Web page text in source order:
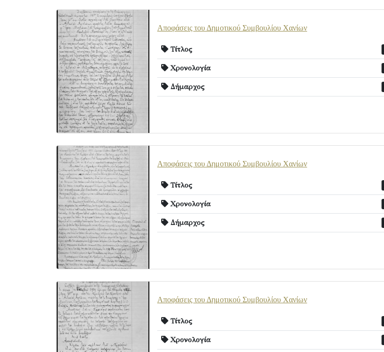
Αποφάσεις του Δημοτικού Συμβουλίου Χανίων
Τίτλος
Χρονολογία
Δήμαρχος
Αποφάσεις του Δημοτικού Συμβουλίου Χανίων
Τίτλος
Χρονολογία
Δήμαρχος
Αποφάσεις του Δημοτικού Συμβουλίου Χανίων
Τίτλος
Χρονολογία